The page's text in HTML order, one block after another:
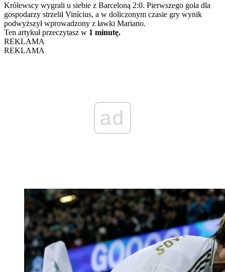
Królewscy wygrali u siebie z Barceloną 2:0. Pierwszego gola dla
gospodarzy strzelił Vinícius, a w doliczonym czasie gry wynik
podwyższył wprowadzony z ławki Mariano.
Ten artykuł przeczytasz w 1 minutę.
REKLAMA
REKLAMA
ad